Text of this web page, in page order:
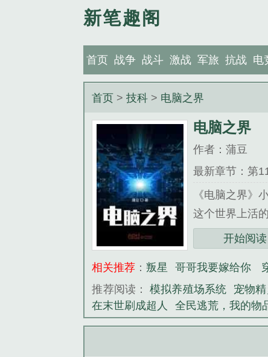
新笔趣阁
首页 战争 战斗 激战 军旅 抗战 电
首页 >技科 > 电脑之界
电脑之界
作者：蒲豆
最新章节：第
《电脑之界》
这个世界上活
开始阅读
相关推荐 ：叛星 哥哥我要嫁给你
推荐阅读：模拟养殖场系统 宠物
在末世刷成超人
全民逃荒，我的物